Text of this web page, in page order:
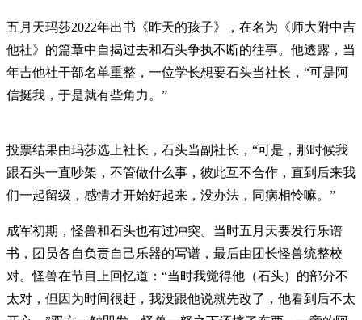
五月天玛莎2022年出书《昨天的孩子》，在名为《师大附中吉
他社》的篇章中自揭过去和石头争执不断的往事。他透露，当
年吉他社干部名单重整，一位学长想要石头当社长，“可是阿
信挺我，于是就有些角力。”
投票结果由玛莎选上社长，石头当副社长，“可是，那时候我
跟石头一直吵架，不管做什么事，彼此互不合作，直到后来我
们一起留级，感情才开始好起来，没办法，同病相怜嘛。”
成军初期，怪兽和石头也有过冲突。当时五月天要发行乐谱
书，团员各自负责自己乐器的写谱，最后由团长怪兽统整校
对。怪兽在节目上回忆道：“当时我觉得他（石头）的部分不
太对，但因为时间很赶，我没跟他说就先改了，他看到后不太